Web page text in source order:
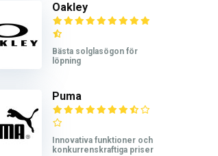
Oakley
Bästa solglasögon för
löpning
Puma
Innovativa funktioner och
konkurrenskraftiga priser